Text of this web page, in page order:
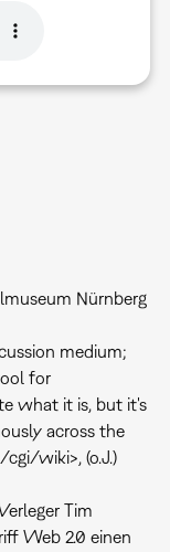
Nürnberg
medium;
for
what it is, but it's
across the
wiki>, (o.J.)
Tim
Web 2.0 einen